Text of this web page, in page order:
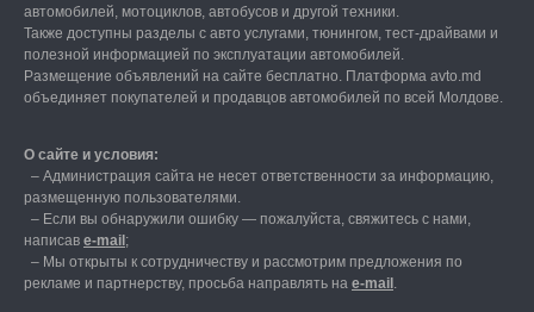
автомобилей, мотоциклов, автобусов и другой техники.
Также доступны разделы с авто услугами, тюнингом, тест-драйвами и
полезной информацией по эксплуатации автомобилей.
Размещение объявлений на сайте бесплатно. Платформа avto.md
объединяет покупателей и продавцов автомобилей по всей Молдове.
О сайте и условия:
– Администрация сайта не несет ответственности за информацию,
размещенную пользователями.
– Если вы обнаружили ошибку — пожалуйста, свяжитесь с нами
написав е-mail;
– Мы открыты к сотрудничеству и рассмотрим предложения по
рекламе и партнерству, просьба направлять на е-mail